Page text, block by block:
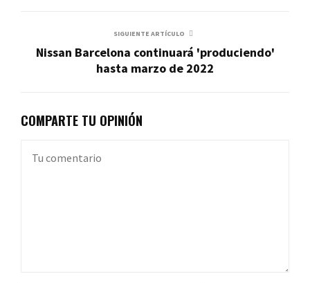
SIGUIENTE ARTÍCULO
Nissan Barcelona continuará 'produciendo'
hasta marzo de 2022
COMPARTE TU OPINIÓN